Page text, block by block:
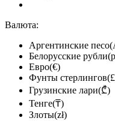
Валюта:
Аргентинские
Белорусские
Евро(€)
Фунты
Грузинские лари(₾)
Тенге(₸)
Злоты(zł)